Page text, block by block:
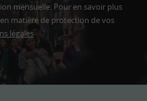
mensuelle. Pour en savoir plus
matière de protection de vos
légales